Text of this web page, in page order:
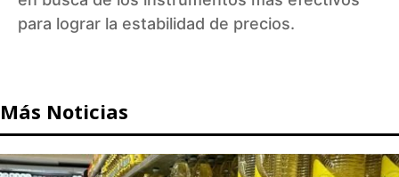
para lograr la estabilidad de precios.
Más Noticias